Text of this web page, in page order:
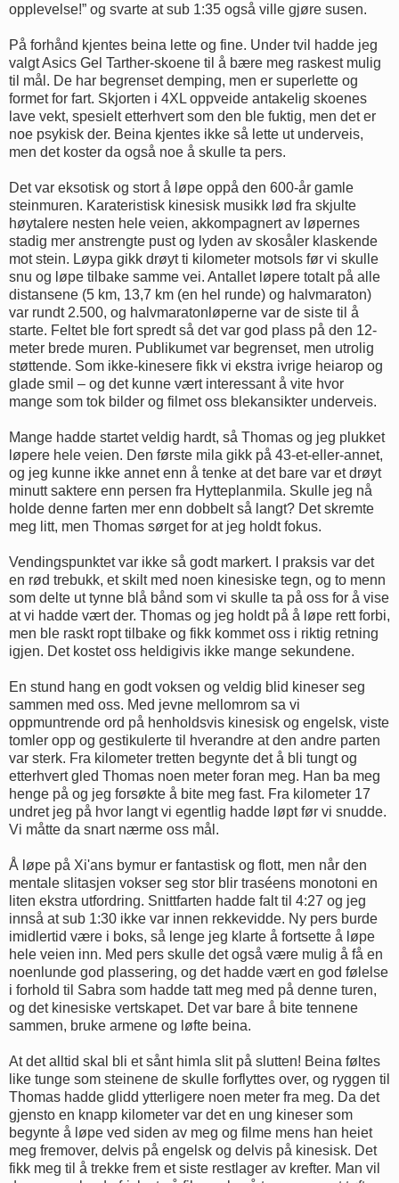
opplevelse!” og svarte at sub 1:35 også ville gjøre susen.
På forhånd kjentes beina lette og fine. Under tvil hadde jeg
valgt Asics Gel Tarther-skoene til å bære meg raskest mulig
til mål. De har begrenset demping, men er superlette og
formet for fart. Skjorten i 4XL oppveide antakelig skoenes
lave vekt, spesielt etterhvert som den ble fuktig, men det er
noe psykisk der. Beina kjentes ikke så lette ut underveis,
men det koster da også noe å skulle ta pers.
Det var eksotisk og stort å løpe oppå den 600-år gamle
steinmuren. Karateristisk kinesisk musikk lød fra skjulte
høytalere nesten hele veien, akkompagnert av løpernes
stadig mer anstrengte pust og lyden av skosåler klaskende
mot stein. Løypa gikk drøyt ti kilometer motsols før vi skulle
snu og løpe tilbake samme vei. Antallet løpere totalt på alle
distansene (5 km, 13,7 km (en hel runde) og halvmaraton)
var rundt 2.500, og halvmaratonløperne var de siste til å
starte. Feltet ble fort spredt så det var god plass på den 12-
meter brede muren. Publikumet var begrenset, men utrolig
støttende. Som ikke-kinesere fikk vi ekstra ivrige heiarop og
glade smil – og det kunne vært interessant å vite hvor
mange som tok bilder og filmet oss blekansikter underveis.
Mange hadde startet veldig hardt, så Thomas og jeg plukket
løpere hele veien. Den første mila gikk på 43-et-eller-annet,
og jeg kunne ikke annet enn å tenke at det bare var et drøyt
minutt saktere enn persen fra Hytteplanmila. Skulle jeg nå
holde denne farten mer enn dobbelt så langt? Det skremte
meg litt, men Thomas sørget for at jeg holdt fokus.
Vendingspunktet var ikke så godt markert. I praksis var det
en rød trebukk, et skilt med noen kinesiske tegn, og to menn
som delte ut tynne blå bånd som vi skulle ta på oss for å vise
at vi hadde vært der. Thomas og jeg holdt på å løpe rett forbi,
men ble raskt ropt tilbake og fikk kommet oss i riktig retning
igjen. Det kostet oss heldigivis ikke mange sekundene.
En stund hang en godt voksen og veldig blid kineser seg
sammen med oss. Med jevne mellomrom sa vi
oppmuntrende ord på henholdsvis kinesisk og engelsk, viste
tomler opp og gestikulerte til hverandre at den andre parten
var sterk. Fra kilometer tretten begynte det å bli tungt og
etterhvert gled Thomas noen meter foran meg. Han ba meg
henge på og jeg forsøkte å bite meg fast. Fra kilometer 17
undret jeg på hvor langt vi egentlig hadde løpt før vi snudde.
Vi måtte da snart nærme oss mål.
Å løpe på Xi'ans bymur er fantastisk og flott, men når den
mentale slitasjen vokser seg stor blir traséens monotoni en
liten ekstra utfordring. Snittfarten hadde falt til 4:27 og jeg
innså at sub 1:30 ikke var innen rekkevidde. Ny pers burde
imidlertid være i boks, så lenge jeg klarte å fortsette å løpe
hele veien inn. Med pers skulle det også være mulig å få en
noenlunde god plassering, og det hadde vært en god følelse
i forhold til Sabra som hadde tatt meg med på denne turen,
og det kinesiske vertskapet. Det var bare å bite tennene
sammen, bruke armene og løfte beina.
At det alltid skal bli et sånt himla slit på slutten! Beina føltes
like tunge som steinene de skulle forflyttes over, og ryggen til
Thomas hadde glidd ytterligere noen meter fra meg. Da det
gjensto en knapp kilometer var det en ung kineser som
begynte å løpe ved siden av meg og filme mens han heiet
meg fremover, delvis på engelsk og delvis på kinesisk. Det
fikk meg til å trekke frem et siste restlager av krefter. Man vil